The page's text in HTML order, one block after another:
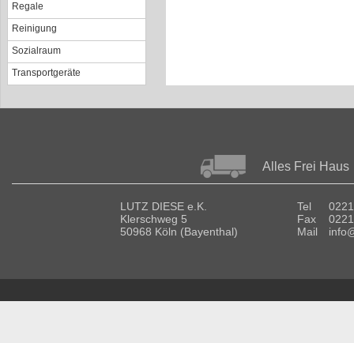
Regale
Reinigung
Sozialraum
Transportgeräte
Alles Frei Haus
LUTZ DIESE e.K.
Klerschweg 5
50968 Köln (Bayenthal)
Tel
Fax
Mail